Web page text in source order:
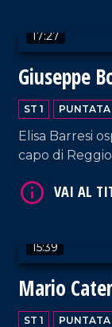
17:27
Giuseppe
ST 1 PUNTATA
Elisa Barresi
capo di
15:39
Mario
ST 1 PUNTATA
VAI AL TITOLO